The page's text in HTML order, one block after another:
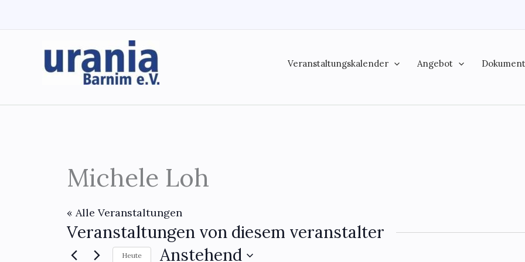
Veranstaltungskalender Angebot
Michele Loh
« Alle Veranstaltungen
Veranstaltungen von diesem veranstalter
Heute Anstehend